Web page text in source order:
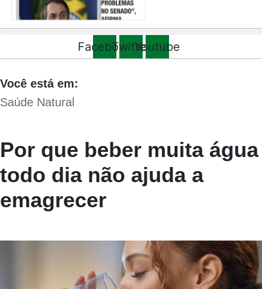
FacebookTwitterYoutube
Você está em:
Saúde Natural
Por que beber muita água
todo dia não ajuda a
emagrecer